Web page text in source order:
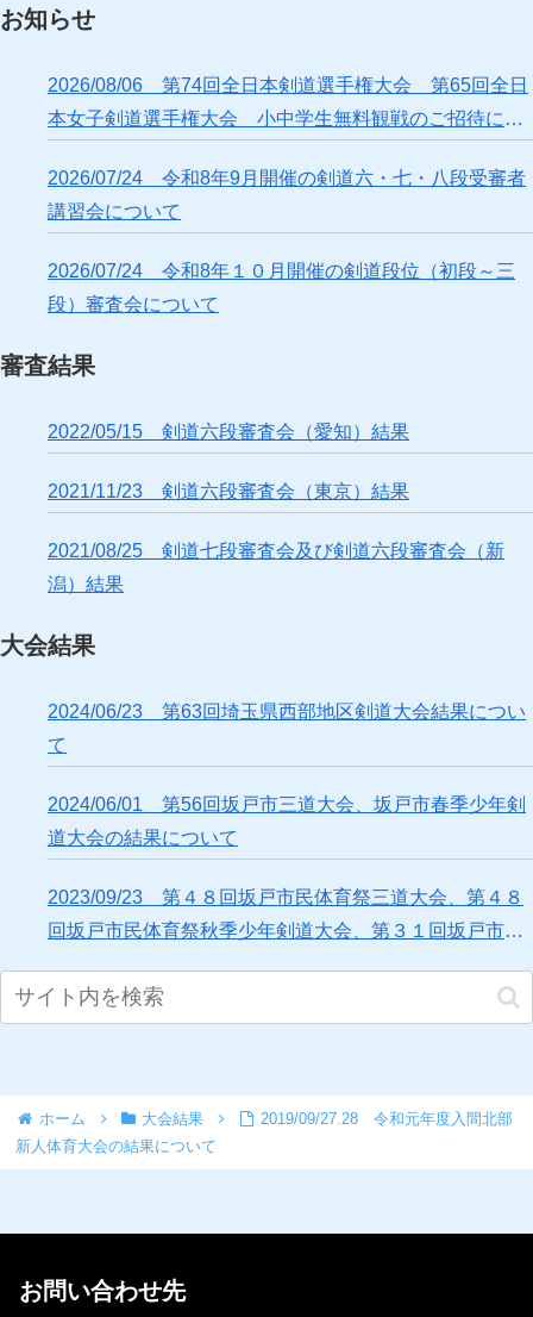
お知らせ
2026/08/06 第74回全日本剣道選手権大会 第65回全日
本女子剣道選手権大会 小中学生無料観戦のご招待につ
2026/07/24 令和8年9月開催の剣道六・七・八段受審者
講習会について
2026/07/24 令和8年１０月開催の剣道段位（初段～三
段）審査会について
審査結果
2022/05/15 剣道六段審査会（愛知）結果
2021/11/23 剣道六段審査会（東京）結果
2021/08/25 剣道七段審査会及び剣道六段審査会（新
潟）結果
大会結果
2024/06/23 第63回埼玉県西部地区剣道大会結果につい
て
2024/06/01 第56回坂戸市三道大会、坂戸市春季少年剣
道大会の結果について
2023/09/23 第４８回坂戸市民体育祭三道大会、第４８
回坂戸市民体育祭秋季少年剣道大会、第３１回坂戸市中
ホーム 大会結果
2019/09/27.28 令和元年度入間北部
新人体育大会の結果について
お問い合わせ先